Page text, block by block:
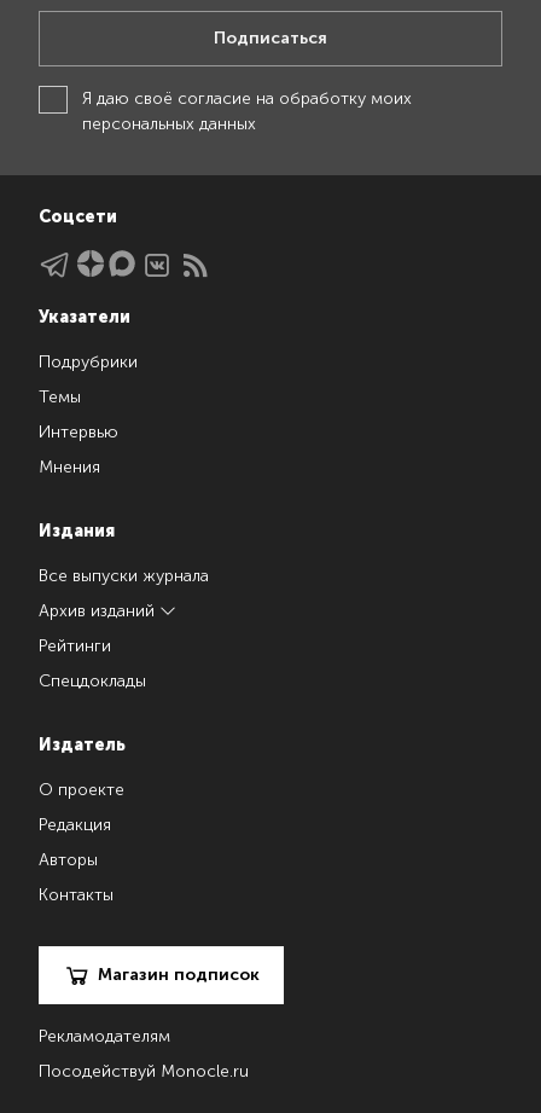
Подписаться
Я даю своё согласие на обработку моих
персональных данных
Соцсети
Указатели
Подрубрики
Темы
Интервью
Мнения
Издания
Все выпуски журнала
Архив изданий
Рейтинги
Спецдоклады
Издатель
О проекте
Редакция
Авторы
Контакты
Магазин подписок
Рекламодателям
Посодействуй Monocle.ru